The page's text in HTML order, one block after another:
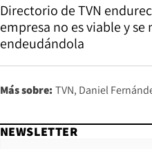
Directorio de TVN
empresa no es viable y se
endeudándola
Más sobre: TVN Daniel
NEWSLETTER